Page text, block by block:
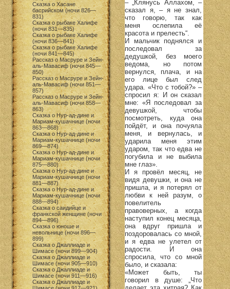
Сказка о Хасане
басрийском (ночи 826—
831)
Сказка о рыбаке Халифе
(ночи 831—835)
Сказка о рыбаке Халифе
(ночи 836—841)
Сказка о рыбаке Халифе
(ночи 841—845)
Рассказ о Масруре и Зейн-
аль-Мавасиф (ночи 845—
850)
Рассказ о Масруре и Зейн-
аль-Мавасиф (ночи 851—
857)
Рассказ о Масруре и Зейн-
аль-Мавасиф (ночи 858—
863)
Сказка о Нур-ад-дине и
Мариам-кушачнице (ночи
863—868)
Сказка о Нур-ад-дине и
Мариам-кушачнице (ночи
869—874)
Сказка о Нур-ад-дине и
Мариам-кушачнице (ночи
875—880)
Сказка о Нур-ад-дине и
Мариам-кушачнице (ночи
881—887)
Сказка о Нур-ад-дине и
Мариам-кушачнице (ночи
888—894)
Сказка о саидийце и
франкской женщине (ночи
894—896)
Сказка о юноше и
невольнице (ночи 896—
899)
Сказка о Джаллиаде и
Шимасе (ночи 899—904)
Сказка о Джаллиаде и
Шимасе (ночи 905—910)
Сказка о Джаллиаде и
Шимасе (ночи 911—916)
Сказка о Джаллиаде и
– „Клянусь Аллахом, –
сказал я, – я не знал,
что говорю, так как
меня ослепила её
красота и прелесть“.
И мальчик поднялся и
последовал за
дедушкой, без моего
ведома, но потом
вернулся, плача, и на
его лице был след
удара. «Что с тобой?» –
спросил я: И он сказал
мне: «Я последовал за
девушкой, чтобы
посмотреть, куда она
пойдёт, и она почуяла
меня, и вернулась, и
ударила меня этим
ударом, так что едва не
погубила и не выбила
мне глаз».
И я провёл месяц, не
видя девушки, и она не
пришла, и я потерял от
любви к ней разум, о
повелитель
правоверных, а когда
наступил конец месяца,
она вдруг пришла и
поздоровалась со мной,
и я едва не улетел от
радости. И она
спросила, что со мной
было, и сказала:
«Может быть, ты
говорил в душе: „Что